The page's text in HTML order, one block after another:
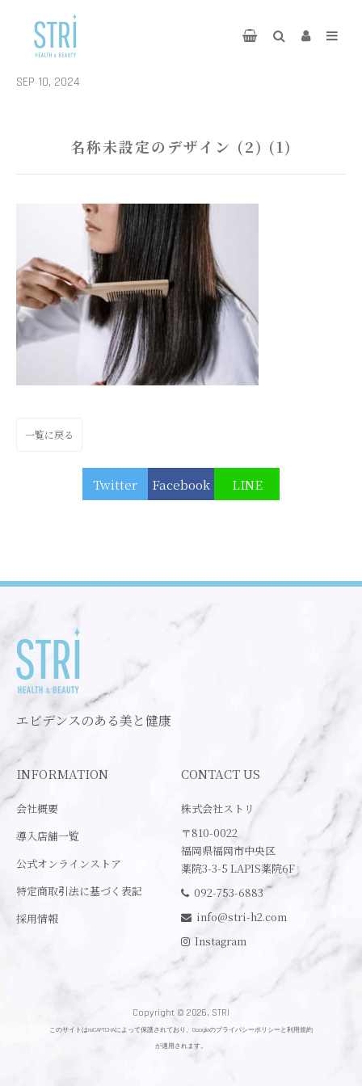
SEP 10, 2024
名称未設定のデザイン (2) (1)
一覧に戻る
Twitter Facebook LINE
エビデンスのある美と健康
INFORMATION
会社概要
導入店舗一覧
公式オンラインストア
特定商取引法に基づく表記
採用情報
CONTACT US
株式会社ストリ
〒810-0022
福岡県福岡市中央区
薬院3-3-5 LAPIS薬院6F
092-753-6883
info@stri-h2.com
Instagram
Copyright © 2026, STRI
このサイトはreCAPTCHAによって保護されており、Googleのプライバシーポリシーと利用規約
が適用されます。